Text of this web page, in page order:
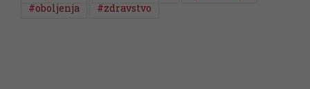
#oboljenja
#zdravstvo